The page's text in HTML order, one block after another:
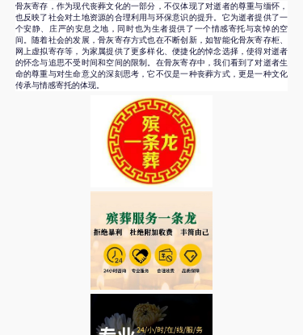
骨灰寄存，作为现代丧葬文化的一部分，不仅体现了对逝者的尊重与缅怀，
也反映了社会对土地资源的合理利用与环保意识的提升。它为逝者提供了一
个安静、庄严的安息之地，同时也为生者提供了一个情感寄托与哀悼的空
间。随着社会的发展，骨灰寄存方式也在不断创新，如智能化骨灰寄存柜、
网上虚拟寄存等，为家属提供了更多样化、便捷化的悼念选择，使得对逝者
的怀念与追思不受时间和空间的限制。在骨灰寄存中，我们看到了对逝者生
命的尊重与对生命意义的深刻思考，它不仅是一种丧葬方式，更是一种文化
传承与情感寄托的体现。